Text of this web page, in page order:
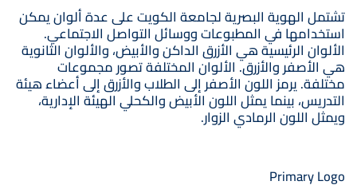
تشتمل الهوية البصرية لجامعة الكويت على عدة ألوان يمكن
استخدامها في المطبوعات ووسائل التواصل الاجتماعي.
الألوان الرئيسية هي الأزرق الداكن والأبيض، والألوان الثانوية
هي الأصفر والأزرق. الألوان المختلفة تصور مجموعات
مختلفة. يرمز اللون الأصفر إلى الطلاب والأزرق إلى أعضاء هيئة
التدريس، بينما يمثل اللون الأبيض والكحلي الهيئة الإدارية،
ويمثل اللون الرمادي الزوار.
Primary Logo